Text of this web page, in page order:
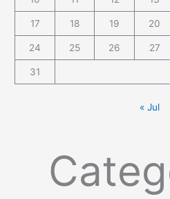
17 18 19 20
24 25 26 27
31
« Jul